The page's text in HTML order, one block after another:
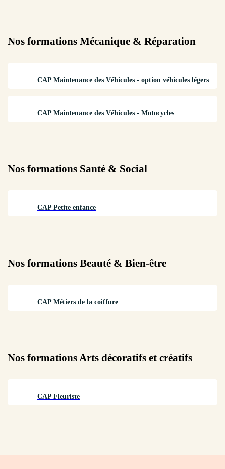
Nos formations Mécanique & Réparation
CAP Maintenance des Véhicules - option véhicules légers
CAP Maintenance des Véhicules - Motocycles
Nos formations Santé & Social
CAP Petite enfance
Nos formations Beauté & Bien-être
CAP Métiers de la coiffure
Nos formationsArts décoratifs et créatifs
CAP Fleuriste